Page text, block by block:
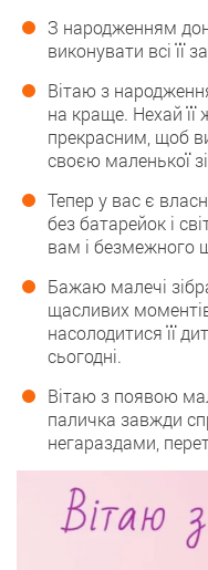
З народженням
виконувати всі її
Вітаю з
на краще. Нехай її
прекрасним, щоб
своєю маленької
Тепер у вас є
без батарейок і
вам і безмежного
Бажаю малечі
щасливих
насолодитися її
сьогодні.
Вітаю з появою
паличка завжди
негараздами,